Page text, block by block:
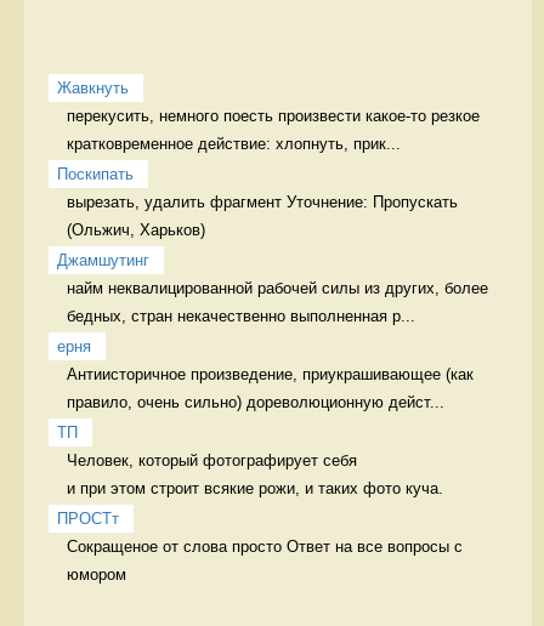
Жавкнуть
перекусить, немного поесть произвести какое-то резкое
кратковременное действие: хлопнуть, прик...
Поскипать
вырезать, удалить фрагмент Уточнение: Пропускать
Джамшутинг
найм неквалицированной рабочей силы из других, более
бедных, стран некачественно выполненная р...
ерня
Антиисторичное произведение, приукрашивающее (как
правило, очень сильно) дореволюционную дейст...
ТП
Человек, который фотографирует себя
и при этом строит всякие рожи, и таких фото куча.
ПРОСТт
Сокращеное от слова просто Ответ на все вопросы с
юмором